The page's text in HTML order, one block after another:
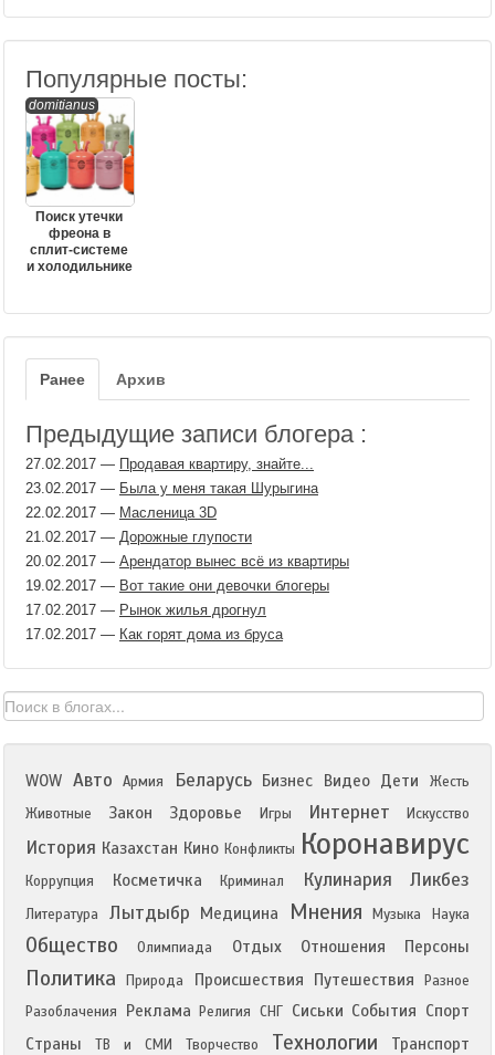
Популярные посты:
domitianus
Поиск утечки
фреона в
сплит-системе
и холодильнике
Ранее Архив
Предыдущие записи блогера :
27.02.2017 — Продавая квартиру, знайте...
23.02.2017 — Была у меня такая Шурыгина
22.02.2017 — Масленица 3D
21.02.2017 — Дорожные глупости
20.02.2017 — Арендатор вынес всё из квартиры
19.02.2017 — Вот такие они девочки блогеры
17.02.2017 — Рынок жилья дрогнул
17.02.2017 — Как горят дома из бруса
WOW Авто Армия Беларусь Бизнес Видео Дети
Жесть
Животные
Закон Здоровье Игры Интернет Искусство
История Казахстан Кино Конфликты Коронавирус
Коррупция Косметичка Криминал Кулинария Ликбез
Литература Лытдыбр Медицина Мнения Музыка Наука
Общество Олимпиада Отдых Отношения Персоны
Политика Природа Происшествия Путешествия
Разное
Разоблачения
Реклама Религия СНГ Сиськи События Спорт
Страны
ТВ и СМИ Творчество Технологии Транспорт